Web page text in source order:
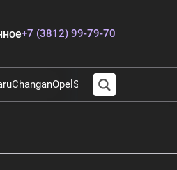
+7 (3812) 99-79-70
ChanganOpel SuzukiAudi